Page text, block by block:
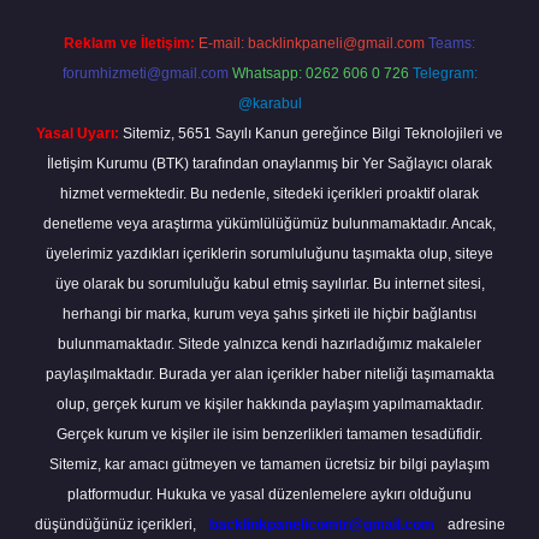
Reklam ve İletişim: E-mail: backlinkpaneli@gmail.com Teams:
forumhizmeti@gmail.com Whatsapp: 0262 606 0 726 Telegram:
@karabul
Yasal Uyarı: Sitemiz, 5651 Sayılı Kanun gereğince Bilgi Teknolojileri ve
İletişim Kurumu (BTK) tarafından onaylanmış bir Yer Sağlayıcı olarak
hizmet vermektedir. Bu nedenle, sitedeki içerikleri proaktif olarak
denetleme veya araştırma yükümlülüğümüz bulunmamaktadır. Ancak,
üyelerimiz yazdıkları içeriklerin sorumluluğunu taşımakta olup, siteye
üye olarak bu sorumluluğu kabul etmiş sayılırlar. Bu internet sitesi,
herhangi bir marka, kurum veya şahıs şirketi ile hiçbir bağlantısı
bulunmamaktadır. Sitede yalnızca kendi hazırladığımız makaleler
paylaşılmaktadır. Burada yer alan içerikler haber niteliği taşımamakta
olup, gerçek kurum ve kişiler hakkında paylaşım yapılmamaktadır.
Gerçek kurum ve kişiler ile isim benzerlikleri tamamen tesadüfidir.
Sitemiz, kar amacı gütmeyen ve tamamen ücretsiz bir bilgi paylaşım
platformudur. Hukuka ve yasal düzenlemelere aykırı olduğunu
düşündüğünüz içerikleri,
backlinkpanelicomtr@gmail.com adresine